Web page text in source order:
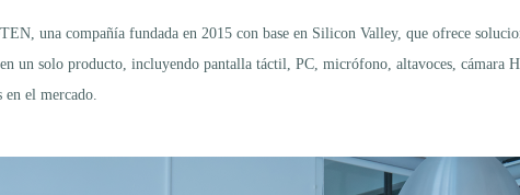
una compañía fundada en 2015 con base en Silicon Valley, que ofrece
en un solo producto, incluyendo pantalla táctil, PC, micrófono, altavoces,
el mercado.